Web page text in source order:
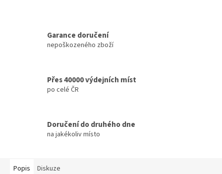
Garance doručení
nepoškozeného zboží
Přes 40000 výdejních míst
po celé ČR
Doručení do druhého dne
na jakékoliv místo
Popis Diskuze